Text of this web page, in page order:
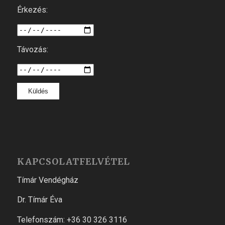
Érkezés:
Távozás:
KAPCSOLATFELVÉTEL
Tímár Vendégház
Dr. Tímár Éva
Telefonszám: +36 30 326 3116